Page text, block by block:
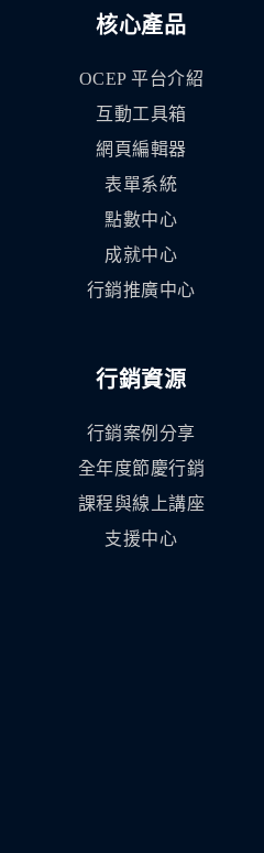
核心產品
OCEP 平台介紹
互動工具箱
網頁編輯器
表單系統
點數中心
成就中心
行銷推廣中心
行銷資源
行銷案例分享
全年度節慶行銷
課程與線上講座
支援中心